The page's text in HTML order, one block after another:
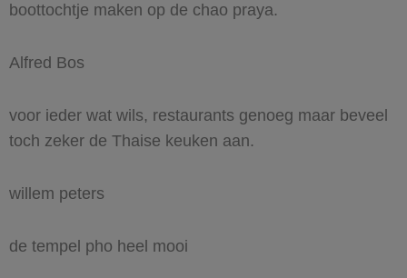
boottochtje maken op de chao praya.
Alfred Bos
voor ieder wat wils, restaurants genoeg maar beveel
toch zeker de Thaise keuken aan.
willem peters
de tempel pho heel mooi